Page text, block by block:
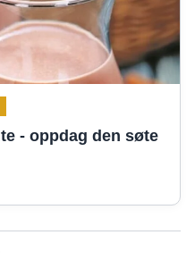
- oppdag den søte